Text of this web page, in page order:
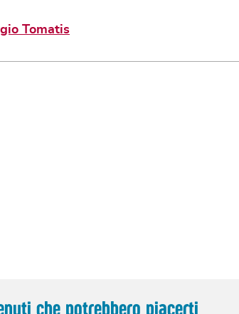
Tomatis
che potrebbero piacerti